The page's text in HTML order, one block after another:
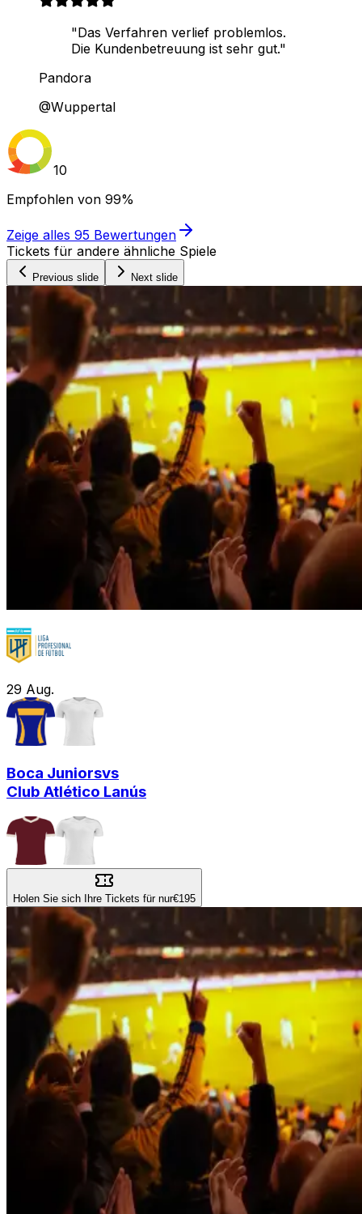
"Das Verfahren verlief problemlos.
Die Kundenbetreuung ist sehr gut."
Pandora
@Wuppertal
10
Empfohlen von 99%
Zeige alles 95 Bewertungen
Tickets für andere ähnliche Spiele
Previous slide Next slide
29 Aug.
Boca Juniorsvs
Club Atlético Lanús
Holen Sie sich Ihre Tickets für nur€195